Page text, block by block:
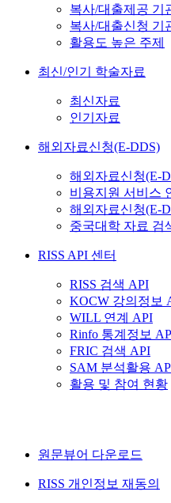
복사/대출제공 기
복사/대출신청 기
활용도 높은 주제
최신/인기 학술자료
최신자료
인기자료
해외자료신청(E-DDS)
해외자료신청(E-
비용지원 서비스
해외자료신청(E-
중국대학 자료 검
RISS API 센터
RISS 검색 API
KOCW 강의정보
WILL 연계 API
Rinfo 통계정보
FRIC 검색 API
SAM 분석활용
활용 및 참여 현황
원문뷰어 다운로드
RISS 개인정보 재동의